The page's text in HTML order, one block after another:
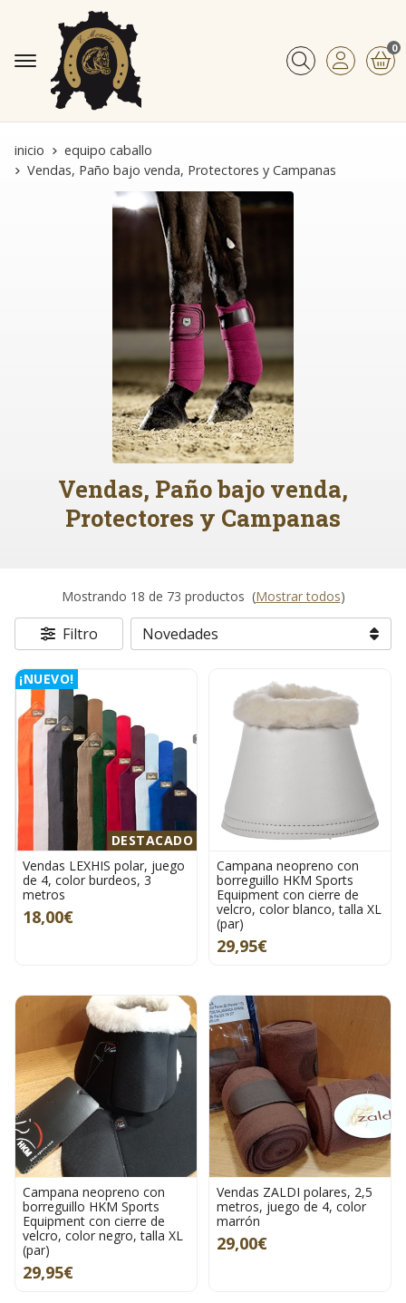
Buscar
0
inicio
equipo caballo
Vendas, Paño bajo venda, Protectores y Campanas
Vendas, Paño bajo venda,
Protectores y Campanas
Mostrando 18 de 73 productos (Mostrar todos)
Filtro
DESTACADO
¡NUEVO!
Vendas LEXHIS polar, juego
de 4, color burdeos, 3
metros
18,00€
Campana neopreno con
borreguillo HKM Sports
Equipment con cierre de
velcro, color blanco, talla XL
(par)
29,95€
Campana neopreno con
borreguillo HKM Sports
Equipment con cierre de
velcro, color negro, talla XL
(par)
29,95€
Vendas ZALDI polares, 2,5
metros, juego de 4, color
marrón
29,00€